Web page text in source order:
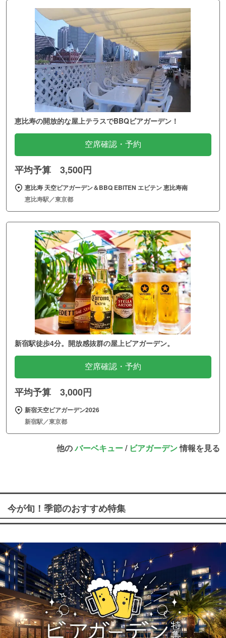
恵比寿の開放的な屋上テラスでBBQビアガーデン！
空席確認・予約
平均予算 3,500円
恵比寿 天空ビアガーデン＆BBQ EBITEN エビテン 恵比寿南
恵比寿駅／東京都
新宿駅徒歩4分。開放感抜群の屋上ビアガーデン。
空席確認・予約
平均予算 3,000円
新宿天空ビアガーデン2026
新宿駅／東京都
他のバーベキュー/ ビアガーデン情報を見る
今が旬！季節のおすすめ特集